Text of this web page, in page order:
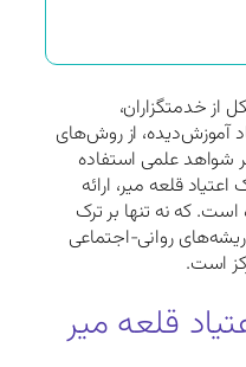
از خدمتگزاران،
آموزش‌دیده، از روش‌های
شواهد علمی استفاده
قلعه میر، ارائه
که نه تنها بر ترک
روانی-اجتماعی
است.
قلعه میر